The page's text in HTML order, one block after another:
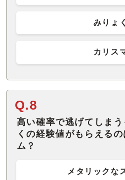
みりょく
カリス
Q.8
高い確率で逃げてしま
くの経験値がもらえる
ム？
メタリックな